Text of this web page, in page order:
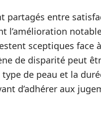
partagés entre
l’amélioration
sceptiques face
de disparité peut
de peau et la
d’adhérer aux